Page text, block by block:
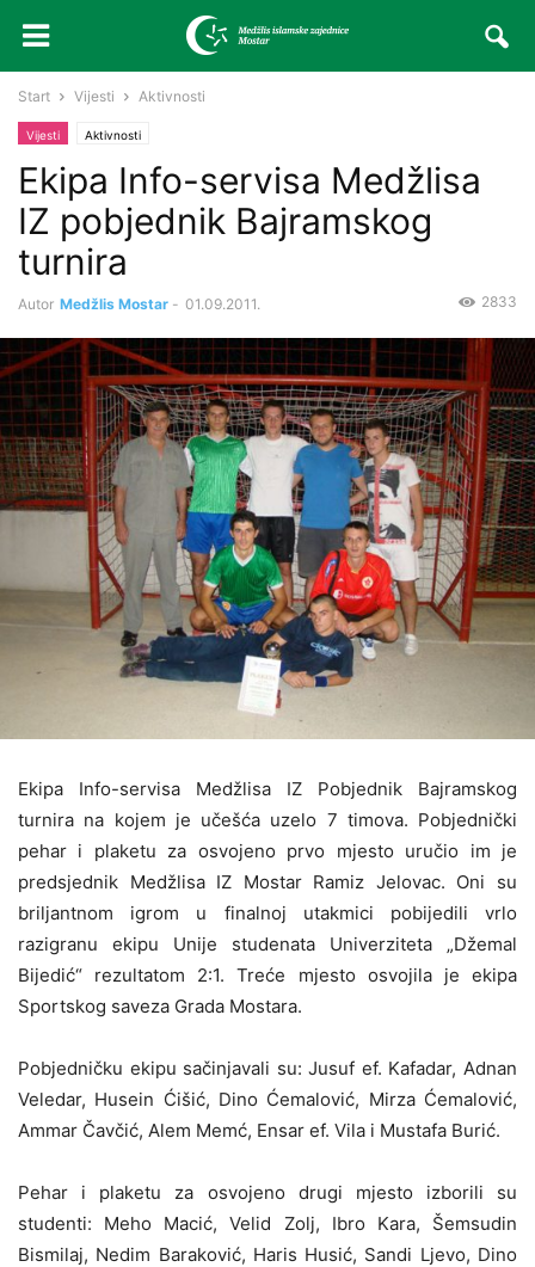
Start Vijesti Aktivnosti
Vijesti Aktivnosti
Ekipa Info-servisa Medžlisa
IZ pobjednik Bajramskog
turnira
Autor Medžlis Mostar - 01.09.2011. 2833
Ekipa Info-servisa Medžlisa IZ Pobjednik Bajramskog
turnira na kojem je učešća uzelo 7 timova. Pobjednički
pehar i plaketu za osvojeno prvo mjesto uručio im je
predsjednik Medžlisa IZ Mostar Ramiz Jelovac. Oni su
briljantnom igrom u finalnoj utakmici pobijedili vrlo
razigranu ekipu Unije studenata Univerziteta „Džemal
Bijedić“ rezultatom 2:1. Treće mjesto osvojila je ekipa
Sportskog saveza Grada Mostara.
Pobjedničku ekipu sačinjavali su: Jusuf ef. Kafadar, Adnan
Veledar, Husein Ćišić, Dino Ćemalović, Mirza Ćemalović,
Ammar Čavčić, Alem Memć, Ensar ef. Vila i Mustafa Burić.
Pehar i plaketu za osvojeno drugi mjesto izborili su
studenti: Meho Macić, Velid Zolj, Ibro Kara, Šemsudin
Bismilaj, Nedim Baraković, Haris Husić, Sandi Ljevo, Dino